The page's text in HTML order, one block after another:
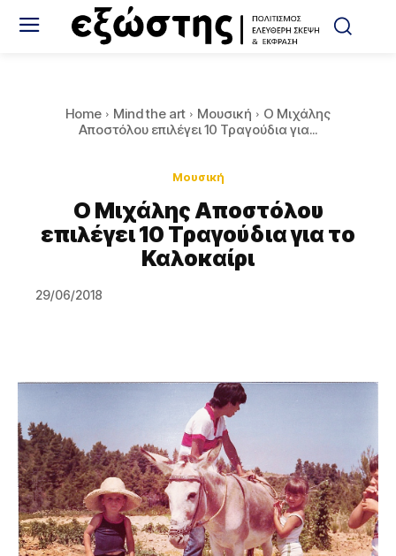
Home Mind the art Μουσική
Ο Μιχάλης
Αποστόλου επιλέγει 10 Τραγούδια για...
Μουσική
Ο Μιχάλης Αποστόλου
επιλέγει 10 Τραγούδια για το
Καλοκαίρι
29/06/2018